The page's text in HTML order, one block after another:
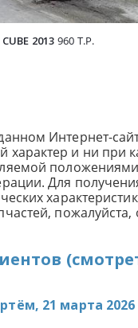
2013 960 Т.Р.
Интернет-
и ни при
положениями
Для
21 марта 2026